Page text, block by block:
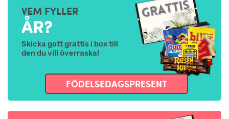
VEM FYLLER
ÅR?
Skicka gott grattis i box till
den du vill överraska!
FÖDELSEDAGSPRESENT